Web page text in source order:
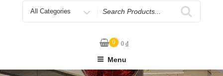
Search
for
0 0₫
Menu